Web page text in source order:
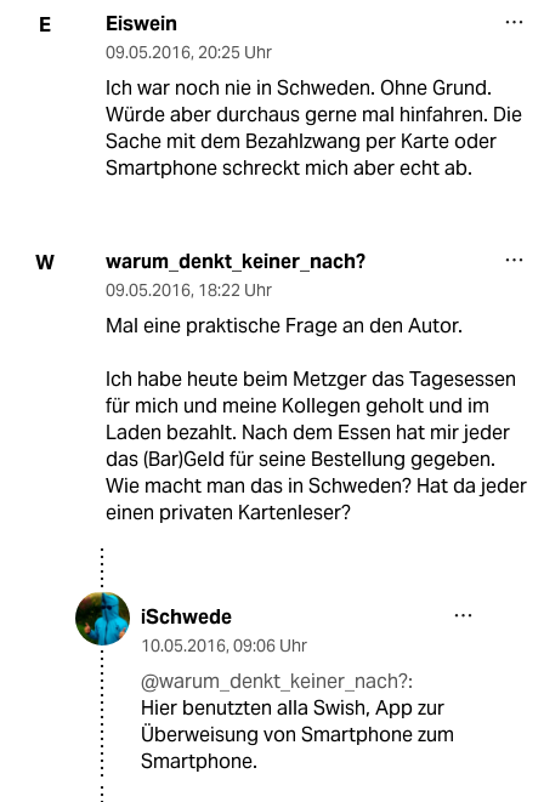
E Eiswein
09.05.2016, 20:25 Uhr
Ich war noch nie in Schweden. Ohne Grund.
Würde aber durchaus gerne mal hinfahren. Die
Sache mit dem Bezahlzwang per Karte oder
Smartphone schreckt mich aber echt ab.
W warum_denkt_keiner_nach?
09.05.2016, 18:22 Uhr
Mal eine praktische Frage an den Autor.
Ich habe heute beim Metzger das Tagesessen
für mich und meine Kollegen geholt und im
Laden bezahlt. Nach dem Essen hat mir jeder
das (Bar)Geld für seine Bestellung gegeben.
Wie macht man das in Schweden? Hat da jeder
einen privaten Kartenleser?
iSchwede
10.05.2016, 09:06 Uhr
@warum_denkt_keiner_nach?:
Hier benutzten alla Swish, App zur
Überweisung von Smartphone zum
Smartphone.